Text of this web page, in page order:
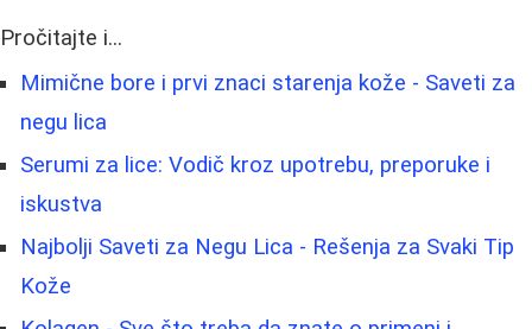
Pročitajte i...
Mimične bore i prvi znaci starenja kože - Saveti za
negu lica
Serumi za lice: Vodič kroz upotrebu, preporuke i
iskustva
Najbolji Saveti za Negu Lica - Rešenja za Svaki Tip
Kože